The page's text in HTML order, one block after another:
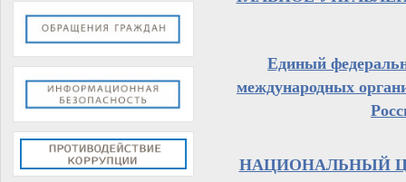
Единый
международных
НАЦИОНАЛЬНЫЙ